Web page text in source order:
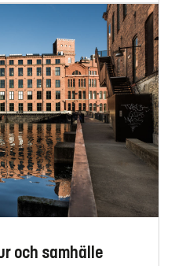
och samhälle